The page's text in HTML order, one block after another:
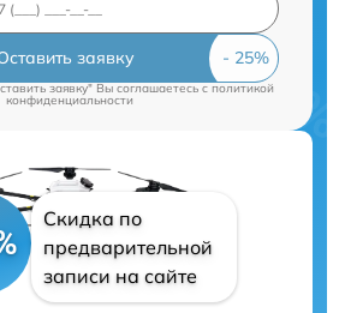
заявку
заявку" Вы соглашаетесь cполитикой
конфиденциальности
Скидка по
предварительной
записи на сайте